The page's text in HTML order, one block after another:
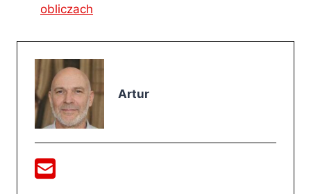
obliczach
Artur